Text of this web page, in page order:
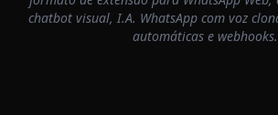
chatbot visual, I.A. WhatsApp com voz
automáticas e webhooks.